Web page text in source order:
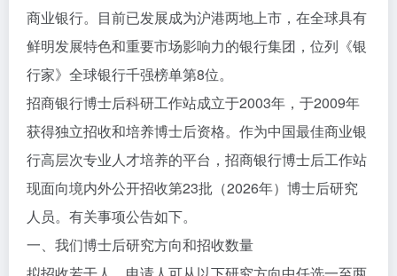
商业银行。目前已发展成为沪港两地上市，在全球具有
鲜明发展特色和重要市场影响力的银行集团，位列《银
行家》全球银行千强榜单第8位。
招商银行博士后科研工作站成立于2003年，于2009年
获得独立招收和培养博士后资格。作为中国最佳商业银
行高层次专业人才培养的平台，招商银行博士后工作站
现面向境内外公开招收第23批（2026年）博士后研究
人员。有关事项公告如下。
一、我们博士后研究方向和招收数量